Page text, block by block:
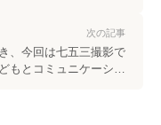
た。子ども達は、新し
らい、テンション爆
したが、止んだタイミ
影もしていただけて、
次の記事
、今回は七五三撮影で
もとコミュニケーショ